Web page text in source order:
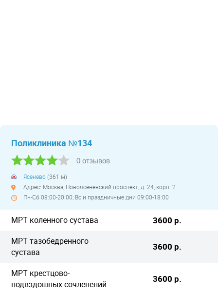
Поликлиника №134
0 отзывов
Ясенево(361 м)
Адрес: Москва, Новоясеневский проспект, д. 24, корп. 2
Пн-Сб 08:00-20:00; Вс и праздничные дни 09:00-18:00
МРТ коленного сустава 3600 р.
МРТ тазобедренного
сустава
3600 р.
МРТ крестцово-
подвздошных сочленений
3600 р.